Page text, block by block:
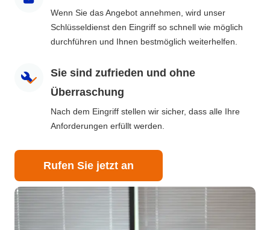
Wenn Sie das Angebot annehmen, wird unser
Schlüsseldienst den Eingriff so schnell wie möglich
durchführen und Ihnen bestmöglich weiterhelfen.
Sie sind zufrieden und ohne
Überraschung
Nach dem Eingriff stellen wir sicher, dass alle Ihre
Anforderungen erfüllt werden.
Rufen Sie jetzt an